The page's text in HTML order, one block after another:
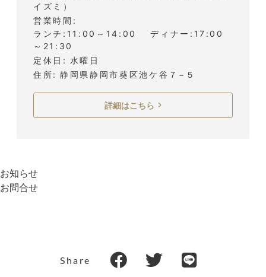
イズミ）
営業時間
ランチ:11:00～14:00 ディナー:17:00
～21:30
定休日
水曜日
住所
静岡県静岡市葵区池ケ谷７−５
詳細はこちら
お知らせ
お問合せ
Share